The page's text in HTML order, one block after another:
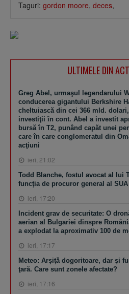
Taguri: gordon moore, deces,
ULTIMELE DIN
Greg Abel, urmaşul legendarului
conducerea gigantului Berkshire
cheltuiască din cei 366 mld.
investiţii în cont. Abel a investit
bursă în T2, punând capăt unei
care în care conglomeratul din
acţiuni
ieri, 21:02
Todd Blanche, fostul avocat al lui
funcţia de procuror general al SUA
ieri, 17:20
Incident grav de securitate: O
aerian al Bulgariei dinspre
a explodat la aproximativ 100 de
ieri, 17:17
Meteo: Arşiţă dogoritoare, dar şi
ţară. Care sunt zonele afectate?
ieri, 17:16